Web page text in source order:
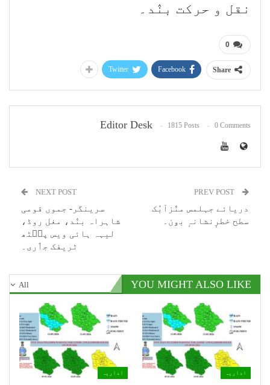
نقل و حرکت بنٛد۔
0
Share
Facebook
Twitter
Editor Desk 1815 Posts 0 Comments
دریائے جہلمس منٛزآبُک
سطح خطرٕنشانہٕ بۅن۔
NEXT POST
سرینگر- جموں قومی
شاہراہ بنٛد، مغل روڈ،
لیہہ ہائی ویس پٮ۪ٹھ
ٹریفک جٲری۔
All YOU MIGHT ALSO LIKE
اداریہ اداریہ